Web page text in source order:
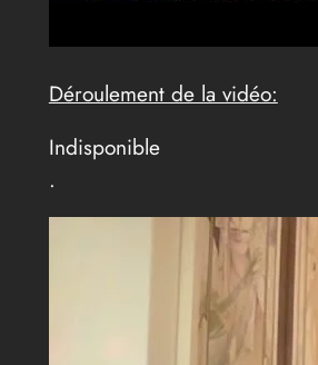
Déroulement de la vidéo:
Indisponible
.